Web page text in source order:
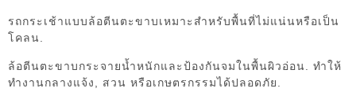
รถกระเช้าแบบล้อตีนตะขาบเหมาะสำหรับพื้นที่ไม่แน่นหรือเป็น
โคลน.
ล้อตีนตะขาบกระจายน้ำหนักและป้องกันจมในพื้นผิวอ่อน. ทำให้
ทำงานกลางแจ้ง, สวน หรือเกษตรกรรมได้ปลอดภัย.